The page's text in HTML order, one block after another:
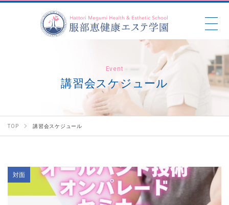
Event
講習会スケジュール
TOP 講習会スケジュール
対面